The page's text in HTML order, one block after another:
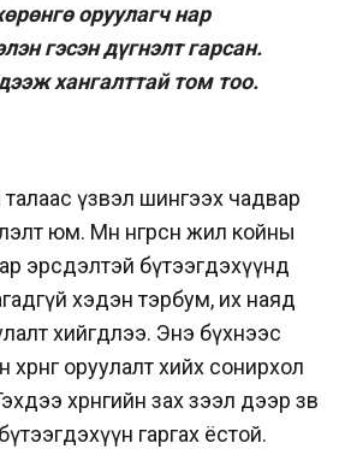
оруулагч нар
гэсэн дүгнэлт гарсан.
хангалттай том тоо.
талаас үзвэл шингээх чадвар
юм. Мөн өнгөрсөн жил койны
эрсдэлтэй бүтээгдэхүүнд
хэдэн тэрбум, их наяд
хийгдлээ. Энэ бүхнээс
оруулалт хийх сонирхол
хөрөнгийн зах зээл дээр зөв
бүтээгдэхүүн гаргах ёстой.